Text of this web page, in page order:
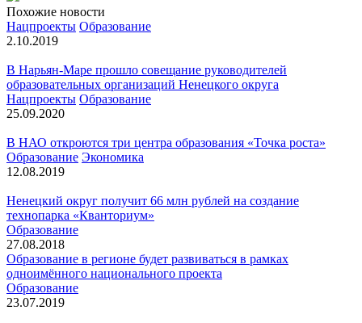
Похожие новости
Нацпроекты Образование
2.10.2019
В Нарьян-Маре прошло совещание руководителей
образовательных организаций Ненецкого округа
Нацпроекты Образование
25.09.2020
В НАО откроются три центра образования «Точка роста»
Образование Экономика
12.08.2019
Ненецкий округ получит 66 млн рублей на создание
технопарка «Кванториум»
Образование
27.08.2018
Образование в регионе будет развиваться в рамках
одноимённого национального проекта
Образование
23.07.2019